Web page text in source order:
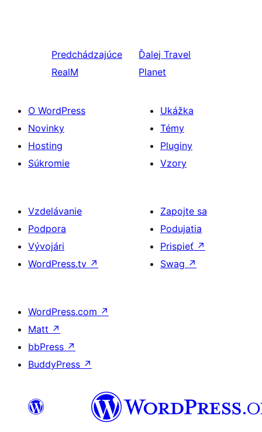
Predchádzajúce
RealM
Ďalej Travel
Planet
O WordPress
Novinky
Hosting
Súkromie
Ukážka
Témy
Pluginy
Vzory
Vzdelávanie
Podpora
Vývojári
WordPress.tv ↗
Zapojte sa
Podujatia
Prispieť ↗
Swag ↗
WordPress.com ↗
Matt ↗
bbPress ↗
BuddyPress ↗